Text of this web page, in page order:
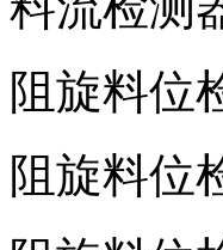
阻旋料位
阻旋料位